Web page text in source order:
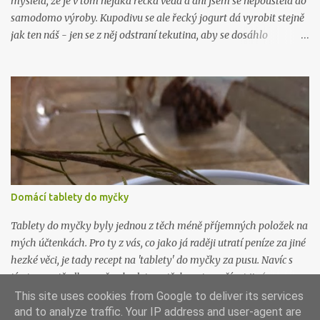
samodomo výroby. Kupodivu se ale řecký jogurt dá vyrobit stejně
jak ten náš - jen se z něj odstraní tekutina, aby se dosáhlo
zkuste ji. Je řecky božská. Budete potřebovat: 1 litr kvalitního
plnotučného mléka 1 kelímek kvalitního bílého jogurtu (nic
nezkazíte když bude bio) plátýnko Mléko nalijte do hrnce a
ohřejte na 40 stupňů. Přidejte jogurt a promíchjte. Směs přelijte do
velké sklenice (je dobré ji pořádně umýt, nejlépe i vyvařit) s
uzavíratelným hrdlem a nechte při pokojové teplotě pracovat. Za
12 hodin nalijte jogurt do plátýnka vytlačte co nejvíc tekutiny.
Hustota řeckého jogurtu připomíná hustotu zakysané smetany.
Poté uložte do lednice nejlépe do kabiček nebo skleniček vhodných
k uskla...
Domácí tablety do myčky
Tablety do myčky byly jednou z těch méně příjemných položek na
mých účtenkách. Pro ty z vás, co jako já raději utratí peníze za jiné
hezké věci, je tady recept na 'tablety' do myčky za pusu. Navíc s
tímto prostředkem už nebudete potřebovat používat jiné
prostředky na mytí a změkčování vody, ani proti vodnímu kameni.
Všechno je v tom, all inclusive. Budete potřebovat: 300g jedlé sody
This site uses cookies from Google to deliver its services
and to analyze traffic. Your IP address and user-agent are